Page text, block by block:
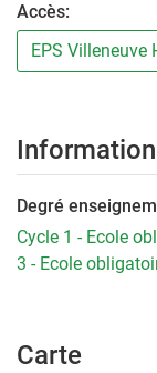
Accès:
EPS Villeneuve
Degré
Cycle 1 - Ecole
3 - Ecole
Carte